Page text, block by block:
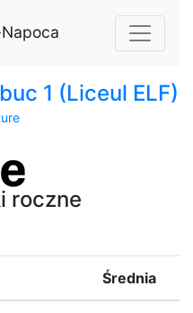
1 (Liceul ELF)
roczne
Średnia